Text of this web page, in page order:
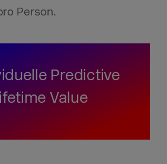
Person.
Predictive
Value